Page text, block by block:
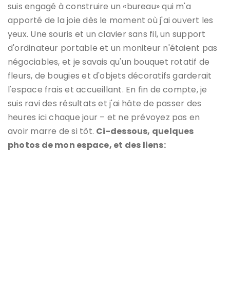
suis engagé à construire un «bureau» qui m'a
apporté de la joie dès le moment où j'ai ouvert les
yeux. Une souris et un clavier sans fil, un support
d'ordinateur portable et un moniteur n'étaient pas
négociables, et je savais qu'un bouquet rotatif de
fleurs, de bougies et d'objets décoratifs garderait
l'espace frais et accueillant. En fin de compte, je
suis ravi des résultats et j'ai hâte de passer des
heures ici chaque jour – et ne prévoyez pas en
avoir marre de si tôt. Ci-dessous, quelques
photos de mon espace, et des liens: